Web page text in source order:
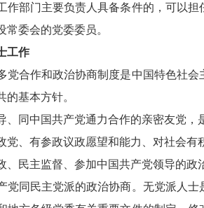
作部门主要负责人具备条件的，可以
委会的党委委员。
工作
作和政治协商制度是中国特色社会
基本方针。
中国共产党通力合作的亲密友党，
有参政议政愿望和能力、对社会有
主监督、参加中国共产党领导的政
民主党派的政治协商。无党派人士